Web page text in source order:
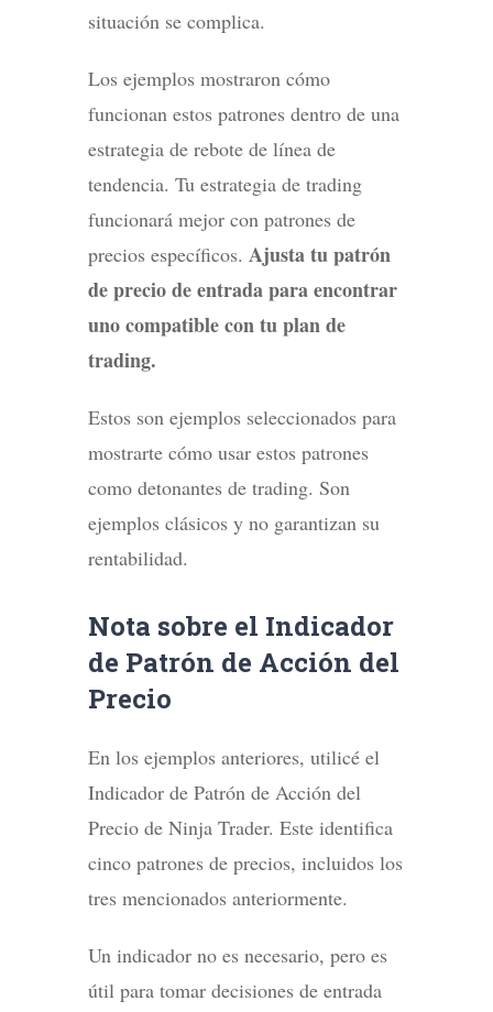
situación se complica.
Los ejemplos mostraron cómo
funcionan estos patrones dentro de una
estrategia de rebote de línea de
tendencia. Tu estrategia de trading
funcionará mejor con patrones de
precios específicos. Ajusta tu patrón
de precio de entrada para encontrar
uno compatible con tu plan de
trading.
Estos son ejemplos seleccionados para
mostrarte cómo usar estos patrones
como detonantes de trading. Son
ejemplos clásicos y no garantizan su
rentabilidad.
Nota sobre el Indicador
de Patrón de Acción del
Precio
En los ejemplos anteriores, utilicé el
Indicador de Patrón de Acción del
Precio de Ninja Trader. Este identifica
cinco patrones de precios, incluidos los
tres mencionados anteriormente.
Un indicador no es necesario, pero es
útil para tomar decisiones de entrada